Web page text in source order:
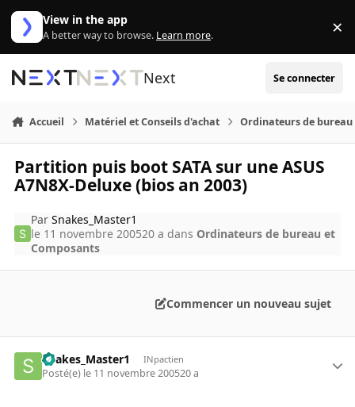
Aller au contenu
View in the app
A better way to browse. Learn more. ×
Next Se connecter
Accueil Matériel et Conseils d'achat Ordinateurs de bureau
Partition puis boot SATA sur une ASUS
A7N8X-Deluxe (bios an 2003)
ParSnakes_Master1
le 11 novembre 200520 a dans Ordinateurs de bureau et
Composants
Commencer un nouveau sujet
Snakes_Master1 INpactien
Posté(e) le 11 novembre 200520 a